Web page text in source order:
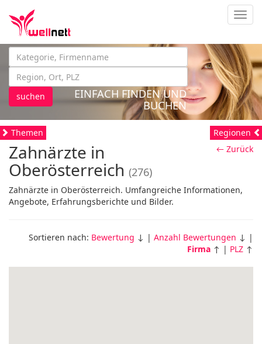
suchen
EINFACH FINDEN UND
BUCHEN
Themen
← Zurück
Zahnärzte in
Oberösterreich (276)
Zahnärzte in Oberösterreich. Umfangreiche Informationen,
Angebote, Erfahrungsberichte und Bilder.
Sortieren nach: Bewertung ↓ | Anzahl Bewertungen ↓ |
Firma ↑ | PLZ ↑
Regionen